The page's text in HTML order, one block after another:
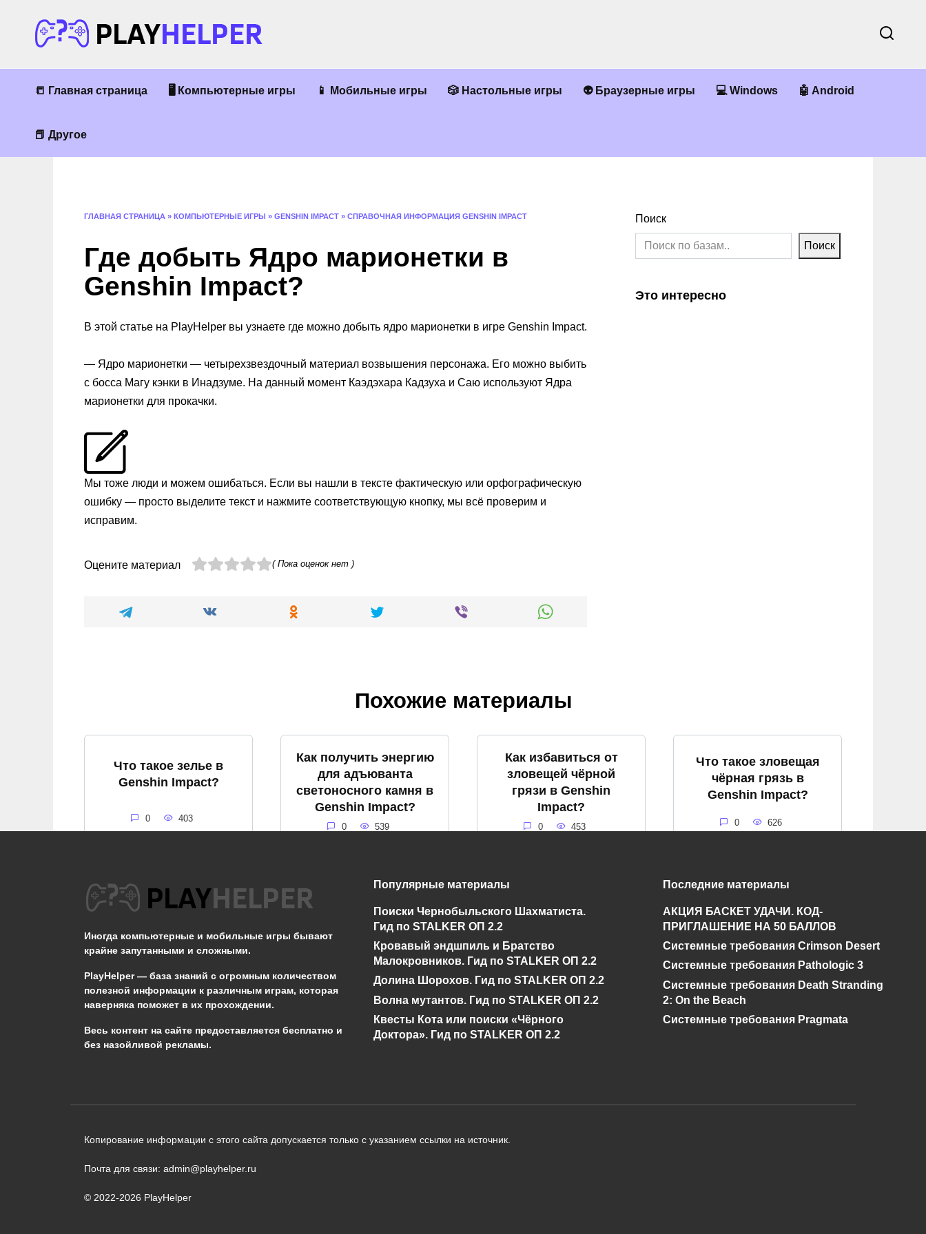
содержанию
📒 Главная страница 🖥 Компьютерные игры 📱 Мобильные игры 🎲 Настольные игры 👽 Браузерные игры 💻 Windows 🤖 Android
📕 Другое
ГЛАВНАЯ СТРАНИЦА » КОМПЬЮТЕРНЫЕ ИГРЫ » GENSHIN IMPACT » СПРАВОЧНАЯ ИНФОРМАЦИЯ GENSHIN IMPACT
Где добыть Ядро марионетки в
Genshin Impact?
В этой статье на PlayHelper вы узнаете где можно добыть ядро марионетки в игре Genshin Impact.
— Ядро марионетки — четырехзвездочный материал возвышения персонажа. Его можно выбить
с босса Магу кэнки в Инадзуме. На данный момент Каэдэхара Кадзуха и Саю используют Ядра
марионетки для прокачки.
Мы тоже люди и можем ошибаться. Если вы нашли в тексте фактическую или орфографическую
ошибку — просто выделите текст и нажмите соответствующую кнопку, мы всё проверим и
исправим.
Оцените материал ( Пока оценок нет )
Поиск
Поиск
Это интересно
Похожие материалы
Что такое зелье в
Genshin Impact?
0 403
Как получить энергию
для адъюванта
светоносного камня в
Genshin Impact?
0 539
Как избавиться от
зловещей чёрной
грязи в Genshin
Impact?
0 453
Что такое зловещая
чёрная грязь в
Genshin Impact?
0 626
Как спастись от
Genshin Impact?
0 652
Что такое громовое
бедствие в Genshin
Impact?
430
буря в Genshin
0
и где его найти в
Genshin Impact?
0 528
Иногда компьютерные и мобильные игры бывают
крайне запутанными и сложными.
PlayHelper — база знаний с огромным количеством
полезной информации к различным играм, которая
наверняка поможет в их прохождении.
Весь контент на сайте предоставляется бесплатно и
без назойливой рекламы.
Популярные материалы
Поиски Чернобыльского Шахматиста.
Гид по STALKER ОП 2.2
Кровавый эндшпиль и Братство
Малокровников. Гид по STALKER ОП 2.2
Долина Шорохов. Гид по STALKER ОП 2.2
Волна мутантов. Гид по STALKER ОП 2.2
Квесты Кота или поиски «Чёрного
Доктора». Гид по STALKER ОП 2.2
Последние материалы
АКЦИЯ БАСКЕТ УДАЧИ. КОД-
ПРИГЛАШЕНИЕ НА 50 БАЛЛОВ
Системные требования Crimson Desert
Системные требования Pathologic 3
Системные требования Death Stranding
2: On the Beach
Системные требования Pragmata
Копирование информации с этого сайта допускается только с указанием ссылки на источник.
Почта для связи: admin@playhelper.ru
© 2022-2026 PlayHelper
Сообщить об ошибке